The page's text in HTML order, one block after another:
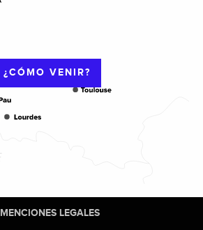
¿CÓMO VENIR?
MENCIONES LEGALES